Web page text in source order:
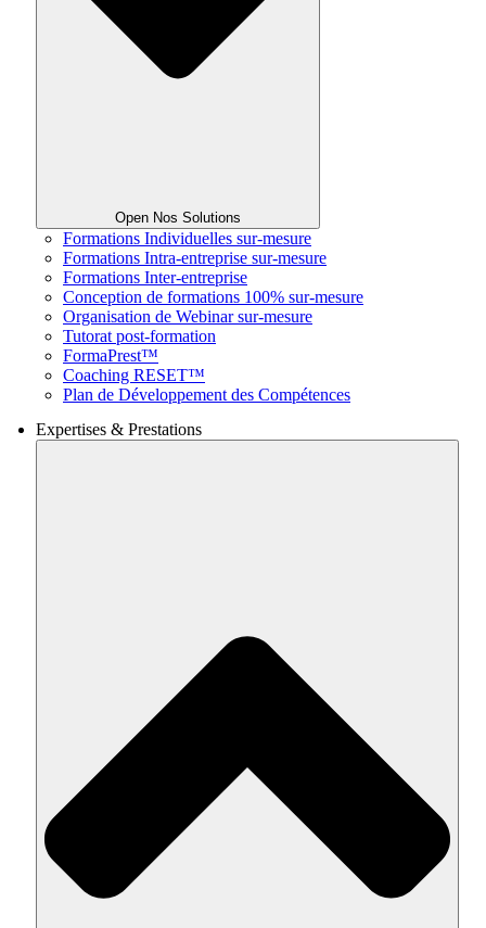
Open Nos Solutions
Formations Individuelles sur-mesure
Formations Intra-entreprise sur-mesure
Formations Inter-entreprise
Conception de formations 100% sur-mesure
Organisation de Webinar sur-mesure
Tutorat post-formation
FormaPrest™
Coaching RESET™
Plan de Développement des Compétences
Expertises & Prestations